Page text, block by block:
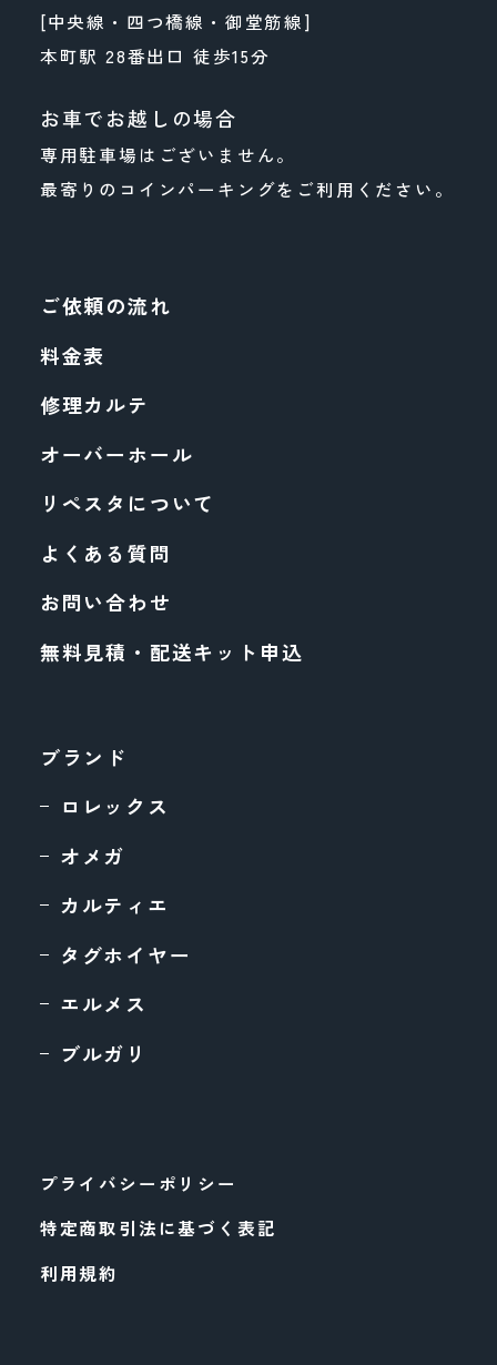
[中央線・四つ橋線・御堂筋線]
本町駅 28番出口 徒歩15分
お車でお越しの場合
専用駐車場はございません。
最寄りのコインパーキングをご利用ください。
ご依頼の流れ
料金表
修理カルテ
オーバーホール
リペスタについて
よくある質問
お問い合わせ
無料見積・配送キット申込
ブランド
ロレックス
オメガ
カルティエ
タグホイヤー
エルメス
ブルガリ
プライバシーポリシー
特定商取引法に基づく表記
利用規約